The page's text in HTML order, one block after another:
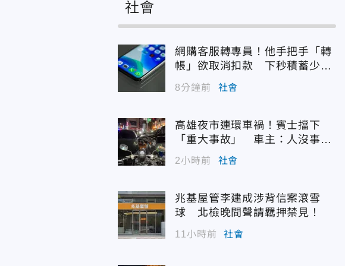
社會
網購客服轉專員！他手把手「轉
帳」欲取消扣款 下秒積蓄少一
半
8分鐘前 社會
高雄夜市連環車禍！賓士擋下
「重大事故」 車主：人沒事最
重要
2小時前 社會
兆基屋管李建成涉背信案滾雪
球 北檢晚間聲請羈押禁見！
11小時前 社會